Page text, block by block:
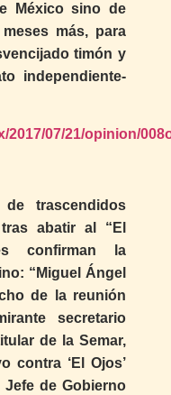
México sino de
más, para
timón y
independiente-
2017/07/21/opinion/
trascendidos
abatir al “El
confirman la
“Miguel Ángel
de la reunión
secretario
de la Semar,
contra ‘El Ojos’
de Gobierno